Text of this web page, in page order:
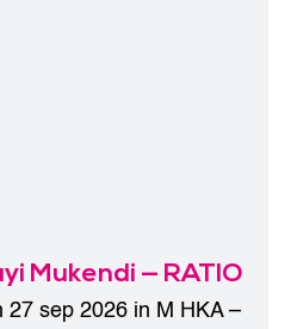
Mukendi — RATIO
sep 2026 in M HKA –